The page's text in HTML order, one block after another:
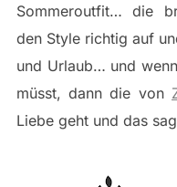
Sommeroutfit… die
den Style richtig auf
und Urlaub… und
müsst, dann die von
Liebe geht und das